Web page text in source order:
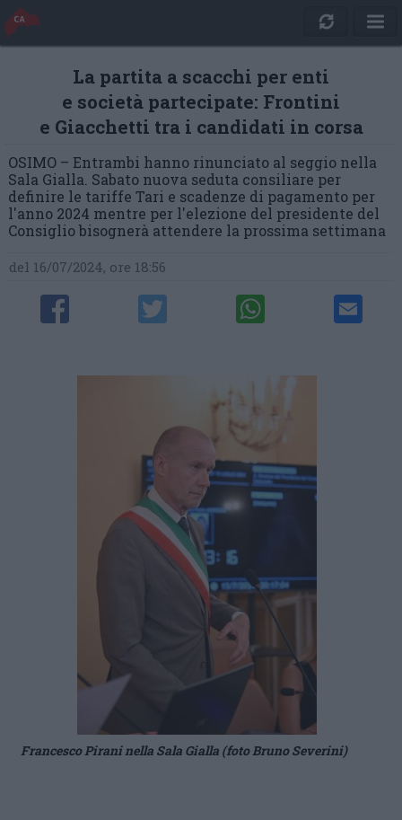
La partita a scacchi per enti
e società partecipate: Frontini
e Giacchetti tra i candidati in corsa
OSIMO – Entrambi hanno rinunciato al seggio nella
Sala Gialla. Sabato nuova seduta consiliare per
definire le tariffe Tari e scadenze di pagamento per
l'anno 2024 mentre per l'elezione del presidente del
Consiglio bisognerà attendere la prossima settimana
del 16/07/2024, ore 18:56
Francesco Pirani nella Sala Gialla (foto Bruno Severini)